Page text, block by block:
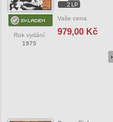
Rok vydání
1975
Vaše cena
979,00 Kč